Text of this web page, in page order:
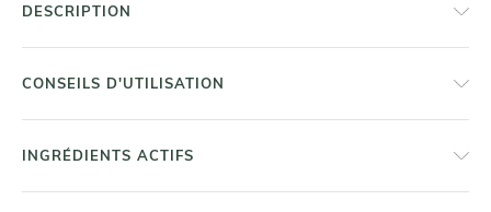
DESCRIPTION
CONSEILS D'UTILISATION
INGRÉDIENTS ACTIFS